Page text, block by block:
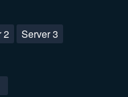
2 Server 3